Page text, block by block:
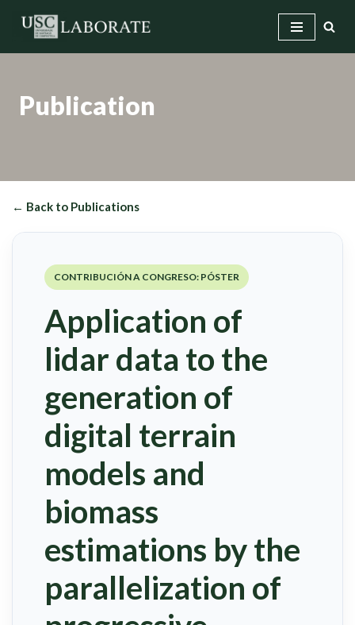
Publication
← Back to Publications
CONTRIBUCIÓN A CONGRESO: PÓSTER
Application of
lidar data to the
generation of
digital terrain
models and
biomass
estimations by the
parallelization of